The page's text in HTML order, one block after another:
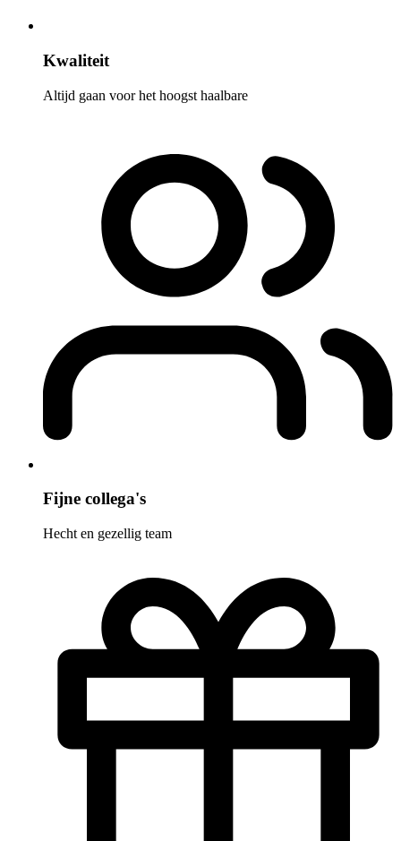
Kwaliteit
Altijd gaan voor het hoogst haalbare
Fijne collega's
Hecht en gezellig team